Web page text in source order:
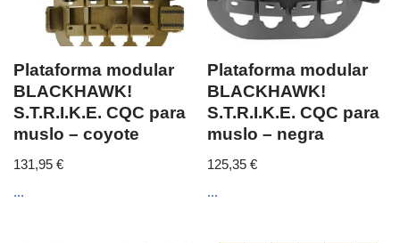
Plataforma modular
BLACKHAWK!
S.T.R.I.K.E. CQC para
muslo – coyote
131,95 €
...
Plataforma modular
BLACKHAWK!
S.T.R.I.K.E. CQC para
muslo – negra
125,35€
...